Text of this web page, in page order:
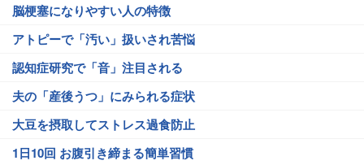
脳梗塞になりやすい人の特徴
アトピーで「汚い」扱いされ苦悩
認知症研究で「音」注目される
夫の「産後うつ」にみられる症状
大豆を摂取してストレス過食防止
1日10回 お腹引き締まる簡単習慣